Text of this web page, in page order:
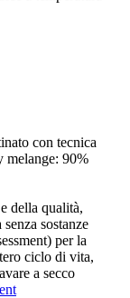
con tecnica
melange: 90%
della qualità,
sostanze
per la
ciclo di vita,
a secco